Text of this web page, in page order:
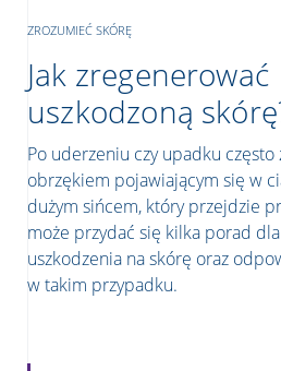
ZROZUMIEĆ SKÓRĘ
Jak zregenerować
uszkodzoną
Po uderzeniu czy upadku często
obrzękiem pojawiającym się w
dużym sińcem, który przejdzie
może przydać się kilka porad
uszkodzenia na skórę oraz
w takim przypadku.